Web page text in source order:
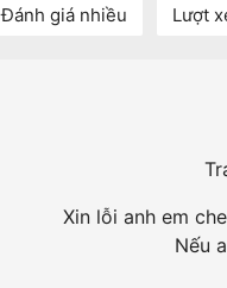
Đánh giá nhiều Lượt
Xin lỗi anh em
Nếu